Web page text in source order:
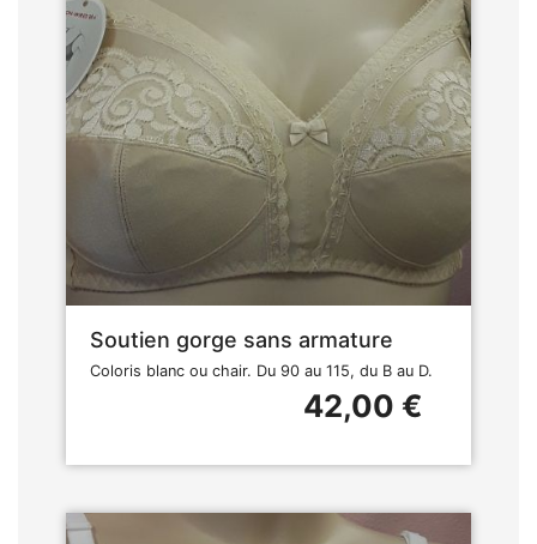
Soutien gorge sans armature
Coloris blanc ou chair. Du 90 au 115, du B au D.
42,00 €